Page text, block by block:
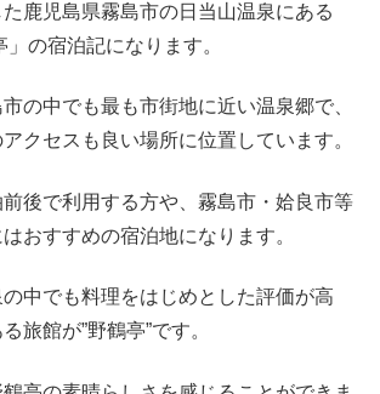
鹿児島県霧島市の日当山温泉にある
」の宿泊記になります。
の中でも最も市街地に近い温泉郷で、
クセスも良い場所に位置しています。
後で利用する方や、霧島市・姶良市等
おすすめの宿泊地になります。
中でも料理をはじめとした評価が高
旅館が”野鶴亭”です。